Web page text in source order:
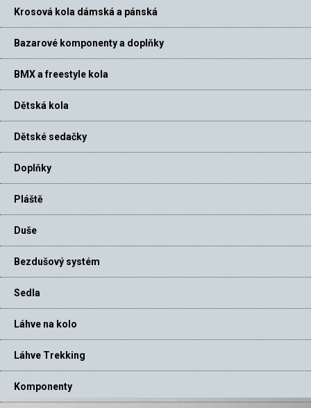
Krosová kola dámská a pánská
Bazarové komponenty a doplňky
BMX a freestyle kola
Dětská kola
Dětské sedačky
Doplňky
Pláště
Duše
Bezdušový systém
Sedla
Láhve na kolo
Láhve Trekking
Komponenty